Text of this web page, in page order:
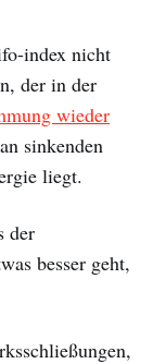
index nicht
der in der
wieder
sinkenden
liegt.
der
besser geht,